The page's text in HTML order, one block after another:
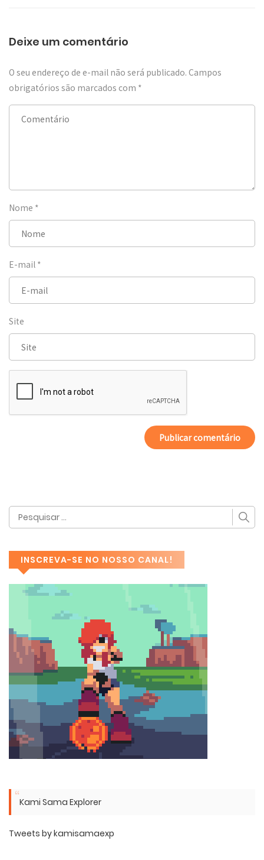
Deixe um comentário
O seu endereço de e-mail não será publicado. Campos
obrigatórios são marcados com *
Nome *
E-mail *
Site
INSCREVA-SE NO NOSSO CANAL!
Kami Sama Explorer
Tweets by kamisamaexp